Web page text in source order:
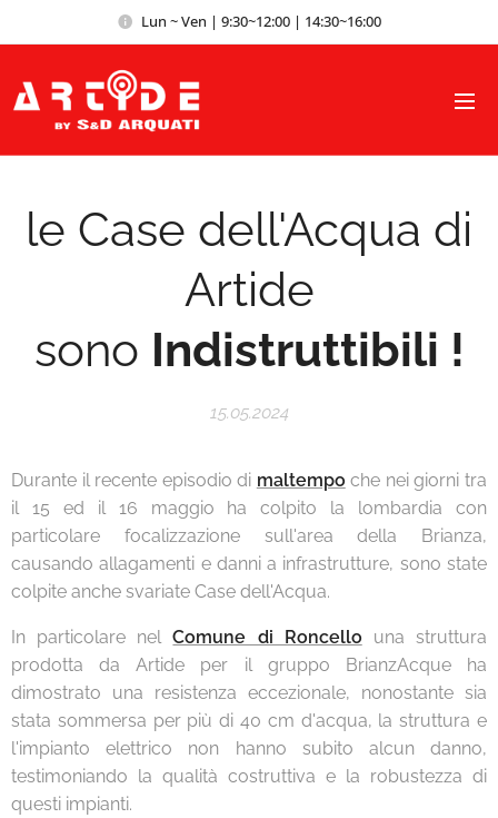
Lun ~ Ven | 9:30~12:00 | 14:30~16:00
le Case dell'Acqua di
Artide
sono Indistruttibili !
15.05.2024
Durante il recente episodio di maltempo che nei giorni tra
il 15 ed il 16 maggio ha colpito la lombardia con
particolare focalizzazione sull'area della Brianza,
causando allagamenti e danni a infrastrutture, sono state
colpite anche svariate Case dell'Acqua.
In particolare nelComune di Roncello una struttura
prodotta da Artide per il gruppo BrianzAcque ha
dimostrato una resistenza eccezionale, nonostante sia
stata sommersa per più di 40 cm d'acqua, la struttura e
l'impianto elettrico non hanno subito alcun danno,
testimoniando la qualità costruttiva e la robustezza di
questi impianti.